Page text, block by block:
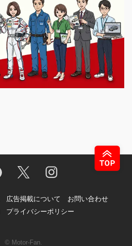
広告掲載について
お問い合わせ
プライバシーポリシー
© Motor-Fan.